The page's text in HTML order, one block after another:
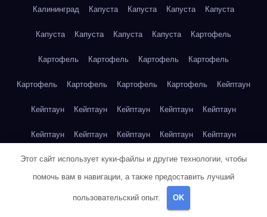
Калининград Капуста Капуста Капуста Капуста
Капуста Капуста Капуста Капуста Картофель
Картофель Картофель Картофель Картофель
Картофель Картофель Картофель Картофель Кейптаун
Кейптаун Кейптаун Кейптаун Кейптаун Кейптаун
Кейптаун Кейптаун Кейптаун Кейптаун Кейптаун
Кейптаун Кейптаун Кейптаун Кейптаун Кейптаун
Кейптаун
Клубника
Этот сайт использует куки-файлы и другие технологии, чтобы
помочь вам в навигации, а также предоставить лучший
пользовательский опыт. OK